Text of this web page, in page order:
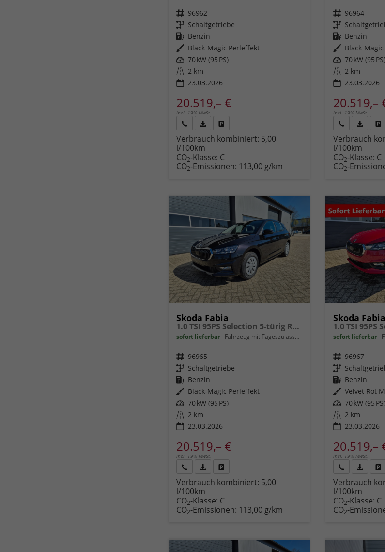
Fahrzeugnr. 96962
Getriebe Schaltgetriebe
Kraftstoff Benzin
Außenfarbe Black-Magic Perleffekt
Leistung 70 kW (95 PS)
Kilometerstand 2 km
23.03.2026
20.519,– €
incl. 19% MwSt.
anfordernDatei,
Fahrzeugexposé
drucken
drucken,
oder
vergleichen
Verbrauch kombiniert: 5,00
l/100km
CO2-Klasse: C
CO2-Emissionen: 113,00 g/km
Fahrzeugnr. 96964
Getriebe
Kraftstoff Benzin
Außenfarbe Black-
Leistung 70 kW (95 PS)
Kilometerstand 2 km
23.03.2026
20.519,–
incl. 19% MwSt.
anfordernDatei,
drucken
Verbrauch
l/100km
CO2-Klasse: C
CO2-
Skoda Fabia
1.0 TSI 95PS Selection 5-türig Rückf.Kamera Parksensoren Sitzheizung Multifunktionslenkrad Klima Skoda-Radio Bluetooth Touchscreen Tempomat Nebelsch. Apple CarPlay + Android Auto
sofort lieferbar Fahrzeug mit Tageszulassung
Fahrzeugnr. 96965
Getriebe Schaltgetriebe
Kraftstoff Benzin
Außenfarbe Black-Magic Perleffekt
Leistung 70 kW (95 PS)
Kilometerstand 2 km
23.03.2026
20.519,– €
incl. 19% MwSt.
anfordernDatei,
Fahrzeugexposé
drucken
drucken,
oder
vergleichen
Verbrauch kombiniert: 5,00
l/100km
CO2-Klasse: C
CO2-Emissionen: 113,00 g/km
Skoda Fabia
sofort lieferbar
Fahrzeugnr. 96967
Getriebe
Kraftstoff Benzin
Außenfarbe Velvet Rot
Leistung 70 kW (95 PS)
Kilometerstand 2 km
23.03.2026
20.519,–
incl. 19% MwSt.
anfordernDatei,
drucken
Verbrauch
l/100km
CO2-Klasse: C
CO2-